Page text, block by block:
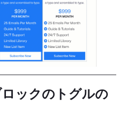
ックのトグルの